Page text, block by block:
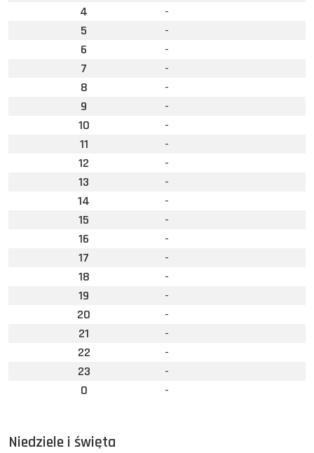
4
-
5
-
6
-
7
-
8
-
9
-
10
-
11
-
12
-
13
-
14
-
15
-
16
-
17
-
18
-
19
-
20
-
21
-
22
-
23
-
0
-
Niedziele i święta